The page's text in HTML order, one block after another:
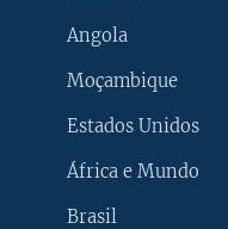
Angola
Moçambique
Estados Unidos
África e Mundo
Brasil